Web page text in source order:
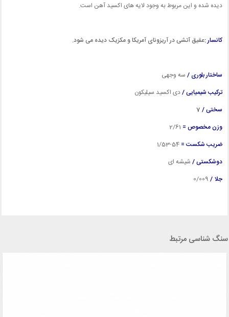
دیده شده و این مربوط به وجود لایه های اکسید آهن است.
کانسار :عقیق آتشی در آریزونای آمریکا و مکزیک دیده می شود.
ساختار بلوری / سه وجهی
ترکیب شیمیایی /دی اکسید سیلیکون
سختی /
وزن مخصوص = /61
ضریب شکست =
دوشکستی / شیشه ای
جلا /
سنگ شناسی مرتبط